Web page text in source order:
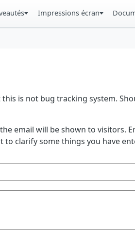
Impressions écran
is not bug tracking system.
email will be shown to visitors.
clarify some things you have